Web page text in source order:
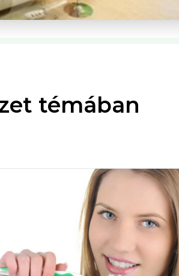
témában